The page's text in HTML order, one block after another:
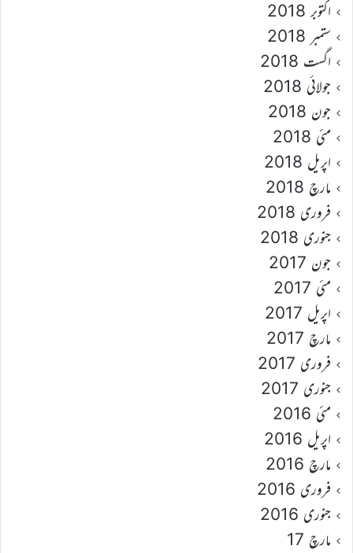
اکتوبر 2018
ستمبر 2018
اگست 2018
جولائی 2018
جون 2018
مئی 2018
اپریل 2018
مارچ 2018
فروری 2018
جنوری 2018
جون 2017
مئی 2017
اپریل 2017
مارچ 2017
فروری 2017
جنوری 2017
مئی 2016
اپریل 2016
مارچ 2016
فروری 2016
جنوری 2016
مارچ 17